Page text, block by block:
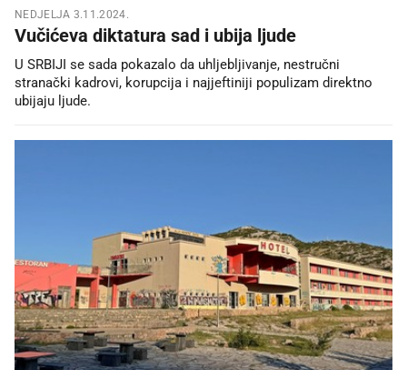
NEDJELJA 3.11.2024.
Vučićeva diktatura sad i ubija ljude
U SRBIJI se sada pokazalo da uhljebljivanje, nestručni
stranački kadrovi, korupcija i najjeftiniji populizam direktno
ubijaju ljude.